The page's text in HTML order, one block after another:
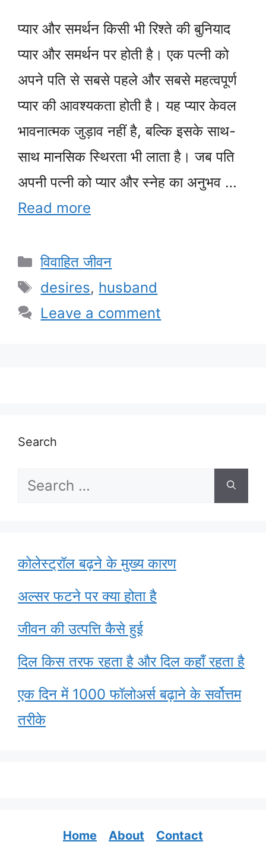
प्यार और समर्थन किसी भी रिश्ते की बुनियाद
प्यार और समर्थन पर होती है। एक पत्नी को
अपने पति से सबसे पहले और सबसे महत्वपूर्ण
प्यार की आवश्यकता होती है। यह प्यार केवल
भावनात्मक जुड़ाव नहीं है, बल्कि इसके साथ-
साथ मानसिक स्थिरता भी लाता है। जब पति
अपनी पत्नी को प्यार और स्नेह का अनुभव …
Read more
Categories
विवाहित जीवन
Tags
desires, husband
Leave a comment
Search
Search
कोलेस्ट्रॉल बढ़ने के मुख्य कारण
अल्सर फटने पर क्या होता है
जीवन की उत्पत्ति कैसे हुई
दिल किस तरफ रहता है और दिल कहाँ रहता है
एक दिन में 1000 फॉलोअर्स बढ़ाने के सर्वोत्तम
तरीके
Home About Contact